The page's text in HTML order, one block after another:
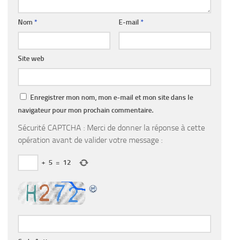
Nom * E-mail *
Site web
Enregistrer mon nom, mon e-mail et mon site dans le
navigateur pour mon prochain commentaire.
Sécurité CAPTCHA : Merci de donner la réponse à cette
opération avant de valider votre message :
+ 5 = 12